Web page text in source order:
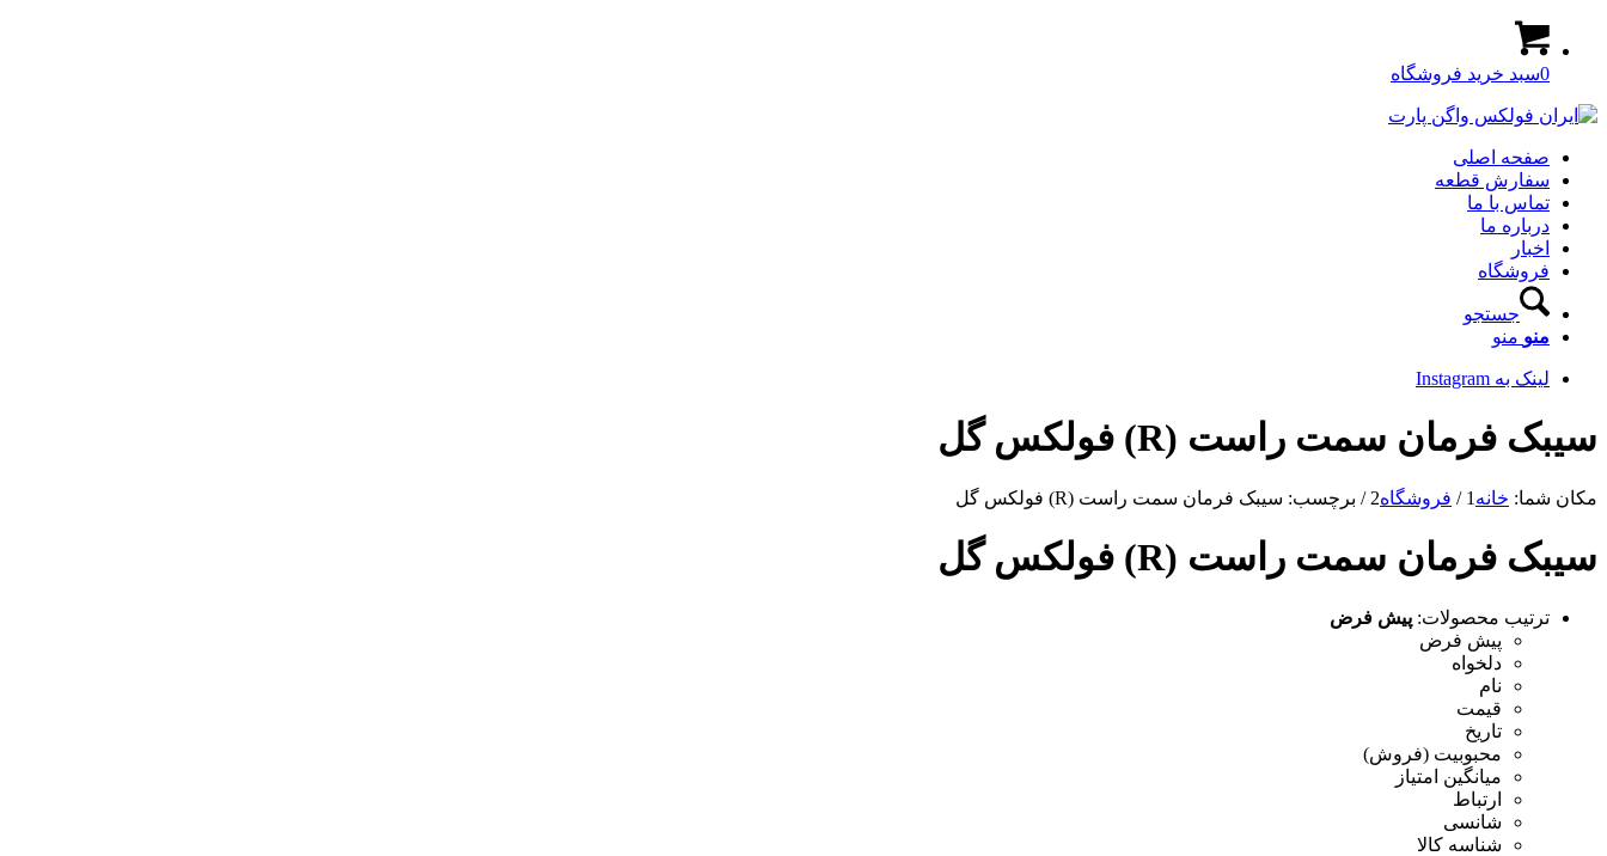
0سبد خرید فروشگاه
صفحه اصلی
سفارش قطعه
تماس با ما
درباره ما
اخبار
فروشگاه
جستجو
منو منو
لینک به Instagram
سیبک فرمان سمت راست (R) فولکس گل
مکان شما: خانه 1
/ فروشگاه2
/ برچسب: سیبک فرمان سمت راست (R) فولکس گل
سیبک فرمان سمت راست (R) فولکس گل
ترتیب محصولات: پیش فرض
پیش فرض
دلخواه
نام
قیمت
تاریخ
محبوبیت (فروش)
میانگین امتیاز
ارتباط
شانسی
شناسه کالا